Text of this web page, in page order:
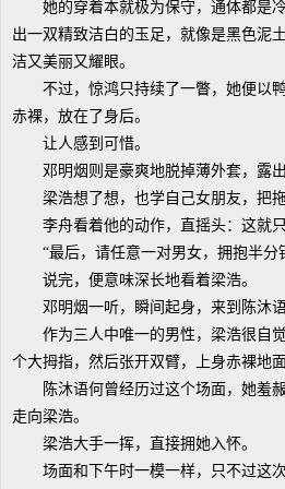
她的穿着本就极为保守，通体都是冷
出一双精致洁白的玉足，就像是黑色泥
洁又美丽又耀眼。
不过，惊鸿只持续了一瞥，她便以鸭
赤裸，放在了身后。
让人感到可惜。
邓明烟则是豪爽地脱掉薄外套，露出
梁浩想了想，也学自己女朋友，把拖
李舟看着他的动作，直摇头：这就只
“最后，请任意一对男女，拥抱半分
说完，便意味深长地看着梁浩。
邓明烟一听，瞬间起身，来到陈沐语
作为三人中唯一的男性，梁浩很自觉
个大拇指，然后张开双臂，上身赤裸地面
陈沐语何曾经历过这个场面，她羞赧
走向梁浩。
梁浩大手一挥，直接拥她入怀。
场面和下午时一模一样，只不过这次